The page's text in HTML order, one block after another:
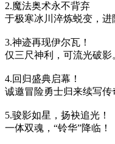
2.魔法奥术永不背弃
于极寒冰川淬炼蜕变，进
3.神迹再现伊尔瓦！
仅三尺神利，可流光破影
4.回归盛典启幕！
诚邀冒险勇士归来续写传
5.骏影如星，扬袂追光！
一体双魂，“铃华”降临！